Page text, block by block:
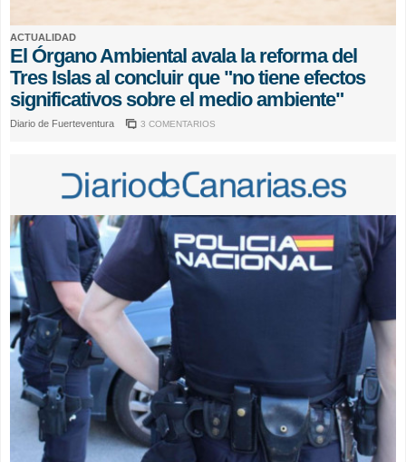
ACTUALIDAD
El Órgano Ambiental avala la reforma del
Tres Islas al concluir que "no tiene efectos
significativos sobre el medio ambiente"
Diario de Fuerteventura 3 COMENTARIOS